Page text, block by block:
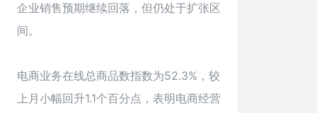
企业销售预期继续回落，但仍处于扩张区
间。
电商业务在线总商品数指数为52.3%，较
上月小幅回升1.1个百分点，表明电商经营